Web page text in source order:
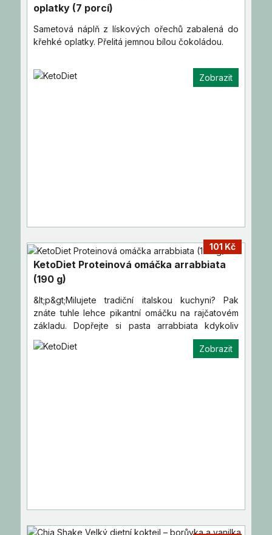
oplatky (7 porcí)
Sametová náplň z lískových ořechů zabalená do
křehké oplatky. Přelitá jemnou bílou čokoládou.
Zobrazit
101 Kč
KetoDiet Proteinová omáčka arrabbiata
(190 g)
&lt;p&gt;Milujete tradiční italskou kuchyni? Pak
znáte tuhle lehce pikantní omáčku na rajčatovém
základu. Dopřejte si pasta arrabbiata kdykoliv
během diety.&lt…
Zobrazit